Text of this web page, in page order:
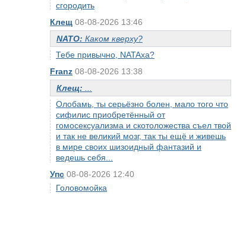
сгородить
Клещ 08-08-2026 13:46
NATO: Каком кверху?
Тебе привычно, NATAха?
Franz 08-08-2026 13:38
Клещ:
Олобамь, ты серьёзно болен, мало того что
сифилис приобретённый от
гомосексуализма и скотоложества съел твой
и так не великий мозг, так ты ещё и живешь
в мире своих шизоидный фантазий и
ведешь себя...
Упс 08-08-2026 12:40
Головомойка